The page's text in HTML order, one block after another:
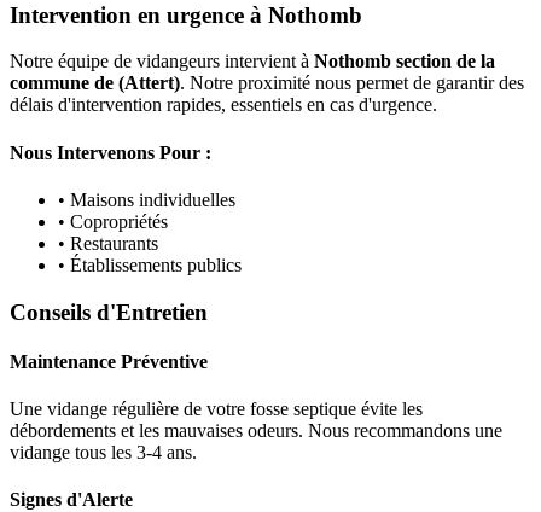
Intervention en urgence à Nothomb
Notre équipe de vidangeurs intervient à Nothomb section de la
commune de (Attert). Notre proximité nous permet de garantir des
délais d'intervention rapides, essentiels en cas d'urgence.
Nous Intervenons Pour :
• Maisons individuelles
• Copropriétés
• Restaurants
• Établissements publics
Conseils d'Entretien
Maintenance Préventive
Une vidange régulière de votre fosse septique évite les
débordements et les mauvaises odeurs. Nous recommandons une
vidange tous les 3-4 ans.
Signes d'Alerte